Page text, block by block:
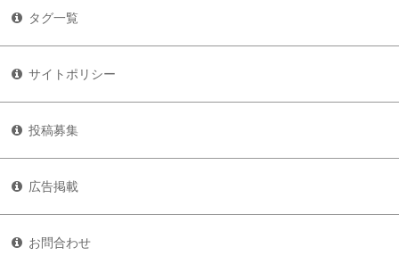
タグ一覧
サイトポリシー
投稿募集
広告掲載
お問合わせ